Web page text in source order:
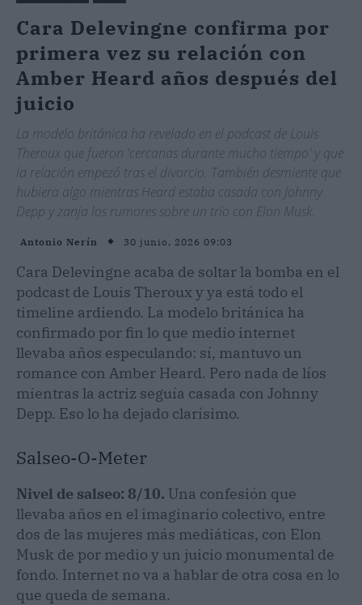
Cara Delevingne confirma por
primera vez su relación con
Amber Heard años después del
juicio
La modelo británica ha revelado en el podcast de Louis
Theroux que fueron 'cercanas durante mucho tiempo' y que
la relación empezó tras el divorcio. También desmiente que
hubiera algo mientras Heard estaba casada con Johnny
Depp y zanja los rumores sobre un trío con Elon Musk.
Antonio Nerín 30 junio, 2026 09:03
Cara Delevingne acaba de soltar la bomba en el
podcast de Louis Theroux y ya está todo el
timeline ardiendo. La modelo británica ha
confirmado por fin lo que medio internet
llevaba años especulando: sí, mantuvo un
romance con Amber Heard. Pero nada de líos
mientras la actriz seguía casada con Johnny
Depp. Eso lo ha dejado clarísimo.
Salseo-O-Meter
Nivel de salseo: 8/10. Una confesión que
llevaba años en el imaginario colectivo, entre
dos de las mujeres más mediáticas, con Elon
Musk de por medio y un juicio monumental de
fondo. Internet no va a hablar de otra cosa en lo
que queda de semana.